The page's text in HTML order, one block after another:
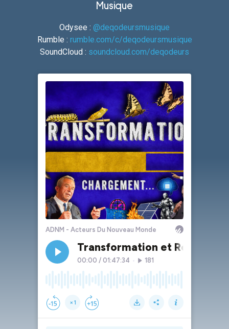
Musique
Odysee : @deqodeursmusique
Rumble : rumble.com/c/deqodeursmusique
SoundCloud : soundcloud.com/deqodeurs